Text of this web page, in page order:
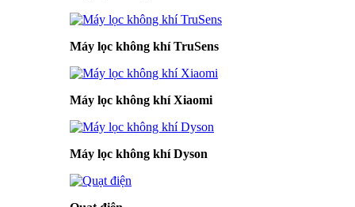
Máy lọc không khí TruSens
Máy lọc không khí Xiaomi
Máy lọc không khí Dyson